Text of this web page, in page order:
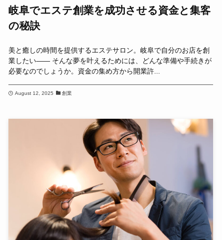
岐阜でエステ創業を成功させる資金と集客
の秘訣
美と癒しの時間を提供するエステサロン。岐阜で自分のお店を創
業したい―― そんな夢を叶えるためには、どんな準備や手続きが
必要なのでしょうか。資金の集め方から開業許...
August 12, 2025 創業